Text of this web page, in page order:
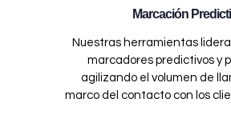
Marcación
Nuestras herramientas
marcadores predictivos y
agilizando el volumen de
marco del contacto con los